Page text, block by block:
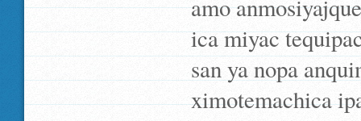
amo
ica miyac
san ya nopa
ximotemachica